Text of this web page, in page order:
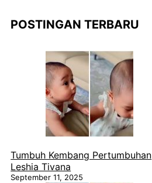
POSTINGAN TERBARU
Tumbuh Kembang Pertumbuhan
Leshia Tivana
September 11, 2025